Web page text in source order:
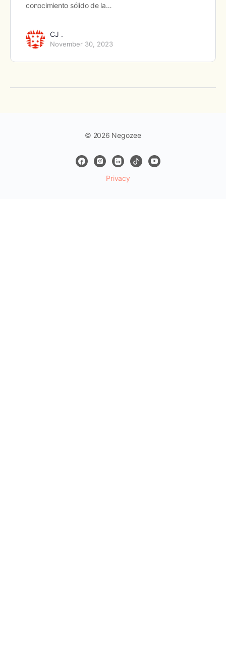
conocimiento sólido de la…
CJ .
November 30, 2023
© 2026 Negozee
Privacy